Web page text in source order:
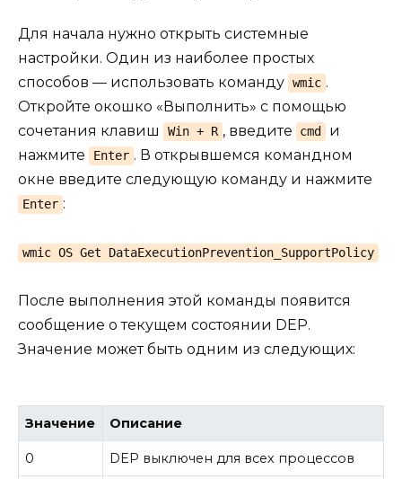
Для начала нужно открыть системные
настройки. Один из наиболее простых
способов — использовать команду wmic .
Откройте окошко «Выполнить» с помощью
сочетания клавиш
Win + R , введите cmd
и
нажмите
Enter . В открывшемся командном
окне введите следующую команду и нажмите
Enter :
wmic OS Get DataExecutionPrevention_SupportPolicy
После выполнения этой команды появится
сообщение о текущем состоянии DEP.
Значение может быть одним из следующих:
Значение Описание
0 DEP выключен для всех процессов